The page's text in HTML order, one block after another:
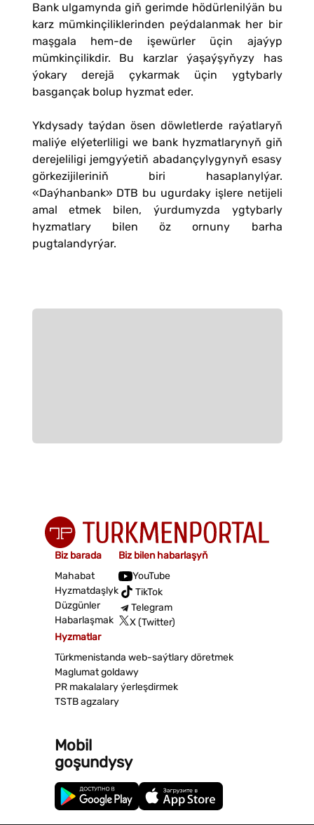
Bank ulgamynda giň gerimde hödürlenilýän bu
karz mümkinçiliklerinden peýdalanmak her bir
maşgala hem-de işewürler üçin ajaýyp
mümkinçilikdir. Bu karzlar ýaşaýşyňyzy has
ýokary derejä çykarmak üçin ygtybarly
basgançak bolup hyzmat eder.
Ykdysady taýdan ösen döwletlerde raýatlaryň
maliýe elýeterliligi we bank hyzmatlarynyň giň
derejeliligi jemgyýetiň abadançylygynyň esasy
görkezijileriniň biri hasaplanylýar.
«Daýhanbank» DTB bu ugurdaky işlere netijeli
amal etmek bilen, ýurdumyzda ygtybarly
hyzmatlary bilen öz ornuny barha
pugtalandyrýar.
Biz barada
Mahabat
Hyzmatdaşlyk
Düzgünler
Habarlaşmak
Biz bilen habarlaşyň
YouTube
TikTok
Telegram
X (Twitter)
Hyzmatlar
Türkmenistanda web-saýtlary döretmek
Maglumat goldawy
PR makalalary ýerleşdirmek
TSTB agzalary
Mobil
goşundysy